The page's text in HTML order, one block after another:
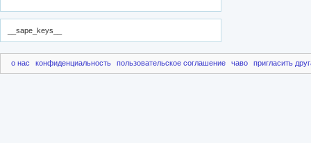
__sape_keys__
о нас конфиденциальность пользовательское соглашение чаво пригласить